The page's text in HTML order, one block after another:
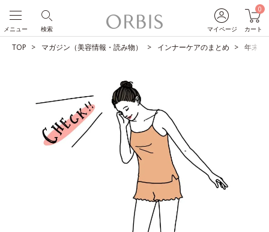
マイページ
0
カート
検索
メニュー
TOP マガジン（美容情報・読み物） インナーケアのまとめ 年末年